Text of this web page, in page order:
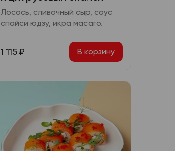
Лосось, сливочный сыр, соус
спайси юдзу, икра масаго.
1 115 ₽ В корзину